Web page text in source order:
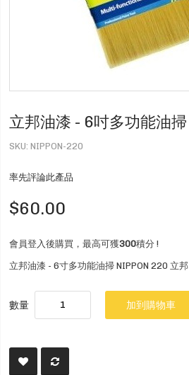
立邦油漆 - 6吋多功能油掃
SKU NIPPON-220
率先評論此產品
$60.00
會員登入後購買，最高可獲300積分 !
立邦油漆 - 6寸多功能油掃 NIPPON 220 立邦
數量 加到購物車